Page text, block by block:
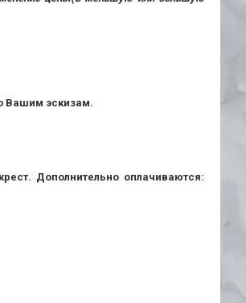
Вашим эскизам.
Дополнительно оплачиваются: